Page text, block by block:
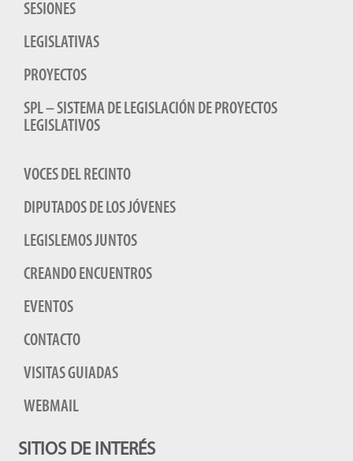
SESIONES
LEGISLATIVAS
PROYECTOS
SPL – SISTEMA DE LEGISLACIÓN DE PROYECTOS
LEGISLATIVOS
VOCES DEL RECINTO
DIPUTADOS DE LOS JÓVENES
LEGISLEMOS JUNTOS
CREANDO ENCUENTROS
EVENTOS
CONTACTO
VISITAS GUIADAS
WEBMAIL
SITIOS DE INTERÉS